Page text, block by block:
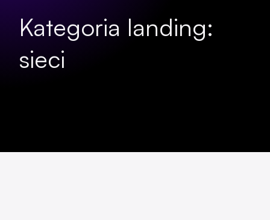
Kategoria landing:
sieci